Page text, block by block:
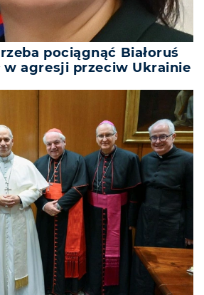
pociągnąć Białoruś
w agresji przeciw Ukrainie